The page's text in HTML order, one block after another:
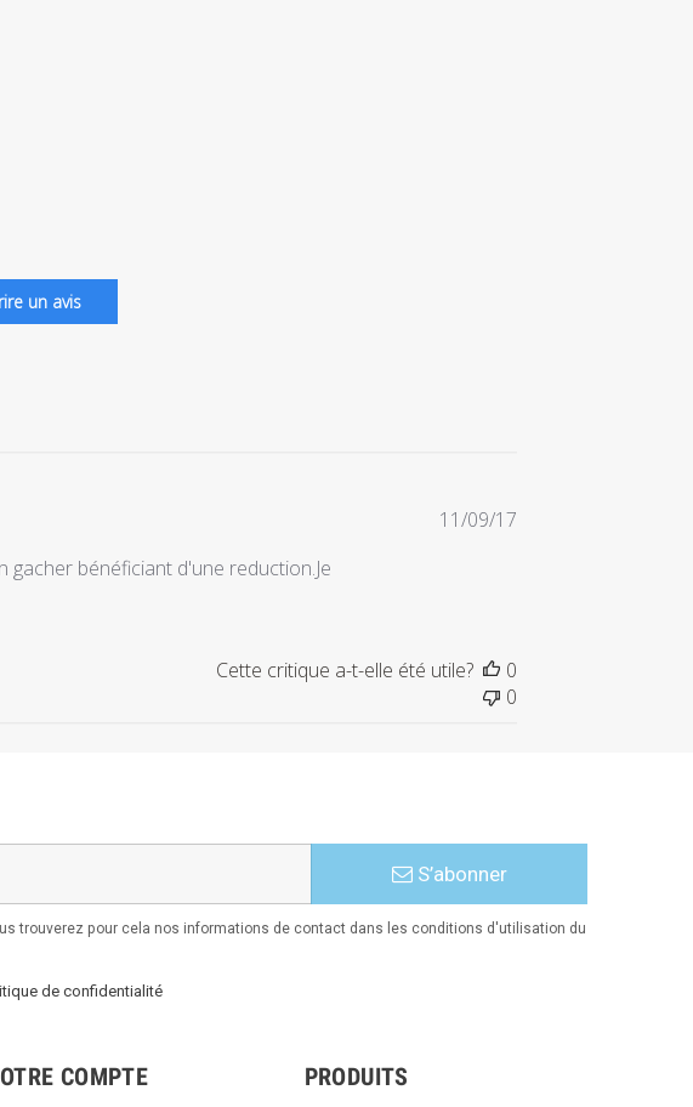
un avis
bénéficiant d'une reduction.Je
Date
11/09/17
Cette critique a-t-elle été utile?
0
0
S’abonner
trouverez pour cela nos informations de contact dans les conditions d'utilisation du
de confidentialité
COMPTE PRODUITS